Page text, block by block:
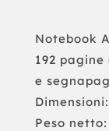
Notebook
192
e
Dimensioni:
Peso